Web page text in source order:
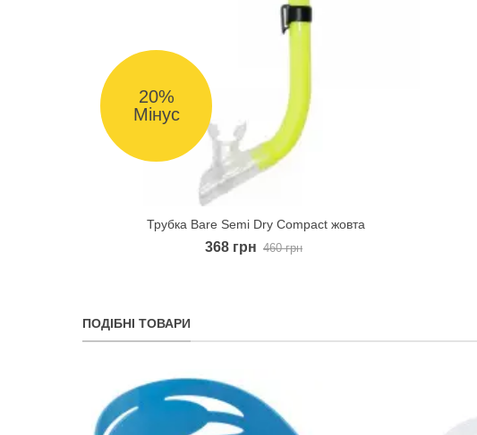
20%
Мінус
Quick view
Трубка Bare Semi Dry Compact жовта
368 грн 460 грн
ПОДІБНІ ТОВАРИ